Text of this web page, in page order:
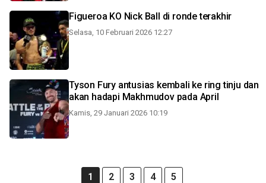
Figueroa KO Nick Ball di ronde terakhir
Selasa, 10 Februari 2026 12:27
Tyson Fury antusias kembali ke ring tinju dan
akan hadapi Makhmudov pada April
Kamis, 29 Januari 2026 10:19
1 2 3 4 5